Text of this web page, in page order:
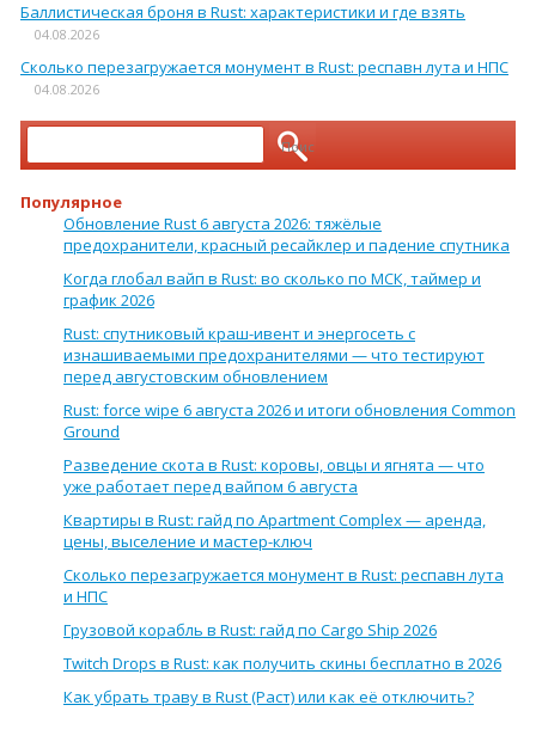
Баллистическая броня в Rust: характеристики и где взять
04.08.2026
Сколько перезагружается монумент в Rust: респавн лута и НПС
04.08.2026
Найти:
Популярное
Обновление Rust 6 августа 2026: тяжёлые
предохранители, красный ресайклер и падение спутника
Когда глобал вайп в Rust: во сколько по МСК, таймер и
график 2026
Rust: спутниковый краш-ивент и энергосеть с
изнашиваемыми предохранителями — что тестируют
перед августовским обновлением
Rust: force wipe 6 августа 2026 и итоги обновления Common
Ground
Разведение скота в Rust: коровы, овцы и ягнята — что
уже работает перед вайпом 6 августа
Квартиры в Rust: гайд по Apartment Complex — аренда,
цены, выселение и мастер-ключ
Сколько перезагружается монумент в Rust: респавн лута
и НПС
Грузовой корабль в Rust: гайд по Cargo Ship 2026
Twitch Drops в Rust: как получить скины бесплатно в 2026
Как убрать траву в Rust (Раст) или как её отключить?